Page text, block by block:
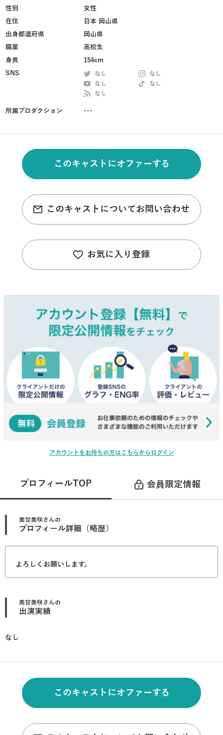
性別
女性
在住
日本 岡山県
出身都道府県
岡山県
職業
高校生
身長
154cm
SNS
なし
なし
なし
なし
なし
所属プロダクション ---
このキャストにオファーする
このキャストについてお問い合わせ
お気に入り登録
アカウントをお持ちの方はこちらからログイン
プロフィールTOP 会員限定情報
美甘美咲さんの
プロフィール詳細（略歴）
よろしくお願いします。
美甘美咲さんの
出演実績
なし
このキャストにオファーする